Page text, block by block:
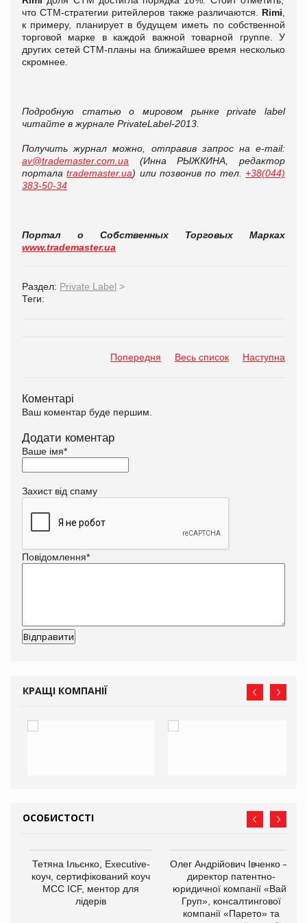
что СТМ-стратегии ритейлеров также различаются.
Rimi
к примеру, планирует в будущем иметь по собственной
торговой марке в каждой важной товарной группе. У
других сетей СТМ-планы на ближайшее время несколько
скромнее.
Подробную статью о мировом рынке private label
читайте в журнале PrivateLabel-2013.
Получить журнал можно, отправив запрос на e-mail:
av@trademaster.com.ua (Инна РЫЖКИНА, редактор
порталаtrademaster.ua) или позвонив по тел.+38(044)
383-50-34
Портал о Собственных Торговых Марках
www.trademaster.ua
Раздел: Private Label >
Теги:
Попередня Весь список Наступна
Коментарі
Ваш коментар буде першим.
Додати коментар
Ваше імя*
Захист від спаму
Повідомлення*
КРАЩІ КОМПАНІЇ
ОСОБИСТОСТІ
Тетяна Ільєнко, Executive-
коуч, сертифікований коуч
МСС ICF, ментор для
лідерів
Олег Андрійович Івченко —
директор патентно-
юридичної компанії «Вайз
Груп», консалтингової
компанії «Парето» та